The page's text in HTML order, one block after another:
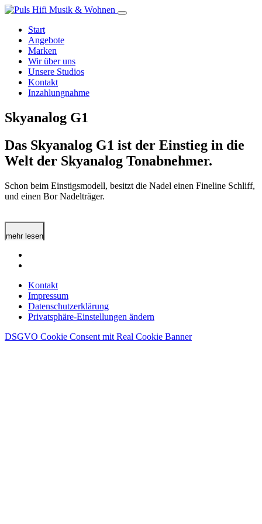
Start
Angebote
Marken
Wir über uns
Unsere Studios
Kontakt
Inzahlungnahme
Skyanalog G1
Das Skyanalog G1 ist der Einstieg in die
Welt der Skyanalog Tonabnehmer.
Schon beim Einstigsmodell, besitzt die Nadel einen Fineline Schliff,
und einen Bor Nadelträger.
mehr lesen
Kontakt
Impressum
Datenschutzerklärung
Privatsphäre-Einstellungen ändern
DSGVO Cookie Consent mit Real Cookie Banner